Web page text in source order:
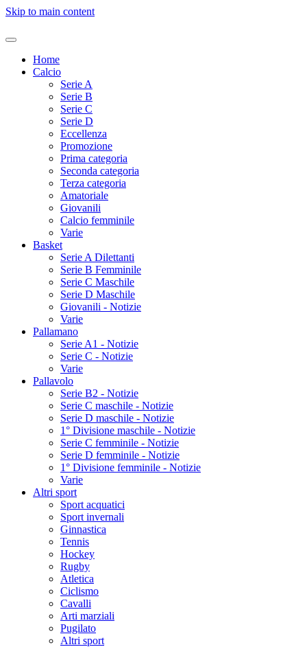
Skip to main content
Home
Calcio
Serie A
Serie B
Serie C
Serie D
Eccellenza
Promozione
Prima categoria
Seconda categoria
Terza categoria
Amatoriale
Giovanili
Calcio femminile
Varie
Basket
Serie A Dilettanti
Serie B Femminile
Serie C Maschile
Serie D Maschile
Giovanili - Notizie
Varie
Pallamano
Serie A1 - Notizie
Serie C - Notizie
Varie
Pallavolo
Serie B2 - Notizie
Serie C maschile - Notizie
Serie D maschile - Notizie
1° Divisione maschile - Notizie
Serie C femminile - Notizie
Serie D femminile - Notizie
1° Divisione femminile - Notizie
Varie
Altri sport
Sport acquatici
Sport invernali
Ginnastica
Tennis
Hockey
Rugby
Atletica
Ciclismo
Cavalli
Arti marziali
Pugilato
Altri sport